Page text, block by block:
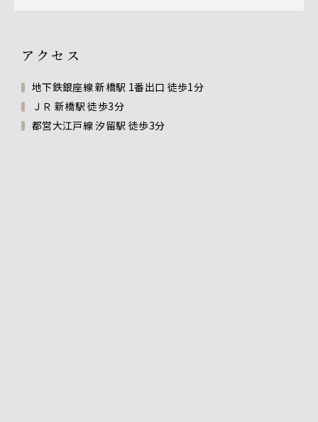
アクセス
地下鉄銀座線 新橋駅 1番出口 徒歩1分
ＪＲ 新橋駅 徒歩3分
都営大江戸線 汐留駅 徒歩3分